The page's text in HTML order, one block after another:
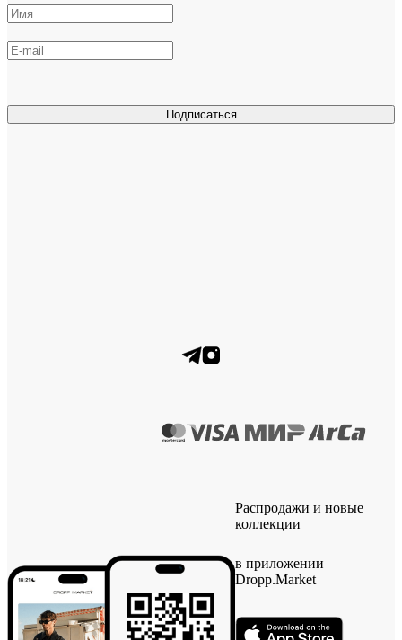
Подписаться
Распродажи и новые
коллекции
в приложении
Dropp.Market